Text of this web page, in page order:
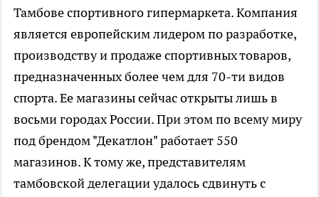
Тамбове спортивного гипермаркета. Компания
является европейским лидером по разработке,
производству и продаже спортивных товаров,
предназначенных более чем для 70-ти видов
спорта. Ее магазины сейчас открыты лишь в
восьми городах России. При этом по всему миру
под брендом "Декатлон" работает 550
магазинов. К тому же, представителям
тамбовской делегации удалось сдвинуть с